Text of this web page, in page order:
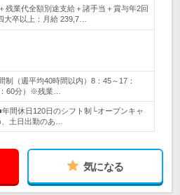
残業代全額別途支給＋諸手当＋賞与年2回
大卒以上：月給 239,7…
制（週平均40時間以内）8：45～17：
60分）※残業…
間休日120日のシフト制└オープンキャ
土日出勤のあ…
気になる